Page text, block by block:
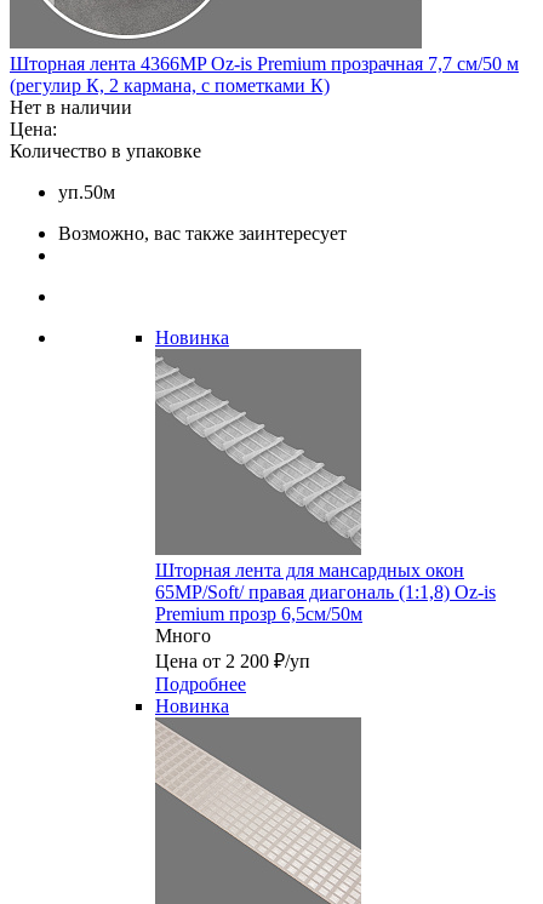
Шторная лента 4366MP Oz-is Premium прозрачная 7,7 см/50 м
(регулир К, 2 кармана, с пометками К)
Нет в наличии
Цена:
Количество в упаковке
уп.50м
Возможно, вас также заинтересует
Новинка
Шторная лента для мансардных окон
65MP/Soft/ правая диагональ (1:1,8) Oz-is
Premium прозр 6,5см/50м
Много
Цена от 2 200 ₽/уп
Подробнее
Новинка